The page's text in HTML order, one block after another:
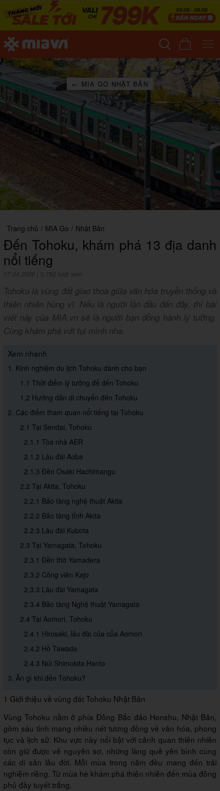
← MIA GO NHẬT BẢN
Trang chủ / MIA Go / Nhật Bản
Đến Tohoku, khám phá 13 địa danh
nổi tiếng
17.04.2026 3,782 lượt xem
Tohoku là vùng đất giao thoa giữa văn hóa truyền thống và
thiên nhiên hùng vĩ. Nếu là người lần đầu đến đây, thì bài
viết này của MIA.vn sẽ là người bạn đồng hành lý tưởng.
Cùng khám phá với tụi mình nha.
Xem nhanh
1. Kinh nghiệm du lịch Tohoku dành cho bạn
1.1 Thời điểm lý tưởng để đến Tohoku
1.2 Hướng dẫn di chuyển đến Tohoku
2. Các điểm tham quan nổi tiếng tại Tohoku
2.1 Tại Sendai, Tohoku
2.1.1 Tòa nhà AER
2.1.2 Lâu đài Aoba
2.1.3 Đền Osaki Hachimangu
2.2 Tại Akita, Tohoku
2.2.1 Bảo tàng nghệ thuật Akita
2.2.2 Bảo tàng tỉnh Akita
2.2.3 Lâu đài Kubota
2.3 Tại Yamagata, Tohoku
2.3.1 Đền thờ Yamadera
2.3.2 Công viên Kajo
2.3.3 Lâu đài Yamagata
2.3.4 Bảo tàng Nghệ thuật Yamagata
2.4 Tại Aomori, Tohoku
2.4.1 Hirosaki, lâu đài của của Aomori
2.4.2 Hồ Tawada
2.4.3 Núi Shimokita Hanto
3. Ăn gì khi đến Tohoku?
1 Giới thiệu về vùng đất Tohoku Nhật Bản
Vùng Tohoku nằm ở phía Đông Bắc đảo Honshu, Nhật Bản,
gồm sáu tỉnh mang nhiều nét tương đồng về văn hóa, phong
tục và lịch sử. Khu vực này nổi bật với cảnh quan thiên nhiên
còn giữ được vẻ nguyên sơ, những làng quê yên bình cùng
các di sản lâu đời. Mỗi mùa trong năm đều mang đến trải
nghiệm riêng. Từ mùa hè khám phá thiên nhiên đến mùa đông
phủ đầy tuyết trắng.